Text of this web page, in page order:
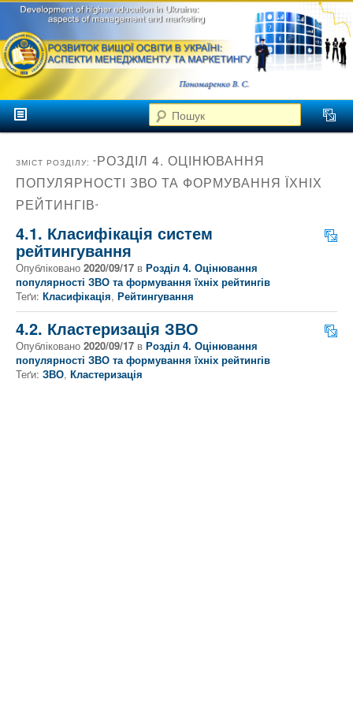
Розвиток
вищої
освіти в
Україні
аспекти
менеджменту та
маркетингу
Пошук
Головне менюПерейти до головного контенту
Перейти до додаткового контенту
ЗМІСТ РОЗДІЛУ: " РОЗДІЛ 4. ОЦІНЮВАННЯ
ПОПУЛЯРНОСТІ ЗВО ТА ФОРМУВАННЯ ЇХНІХ
РЕЙТИНГІВ"
4.1. Класифікація систем
рейтингування
Опубліковано 2020/09/17 в Розділ 4. Оцінювання
популярності ЗВО та формування їхніх рейтингів
Теґи: Класифікація, Рейтингування
4.2. Кластеризація ЗВО
Опубліковано 2020/09/17 в Розділ 4. Оцінювання
популярності ЗВО та формування їхніх рейтингів
Теґи: ЗВО, Кластеризація